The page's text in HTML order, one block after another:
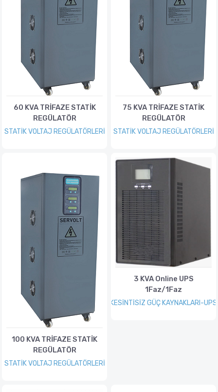
60 KVA TRİFAZE STATİK
REGÜLATÖR
STATİK VOLTAJ REGÜLATÖRLERİ
75 KVA TRİFAZE STATİK
REGÜLATÖR
STATİK VOLTAJ REGÜLATÖRLERİ
100 KVA TRİFAZE STATİK
REGÜLATÖR
STATİK VOLTAJ REGÜLATÖRLERİ
3 KVA Online UPS
1Faz/1Faz
KESİNTİSİZ GÜÇ KAYNAKLARI-UPS